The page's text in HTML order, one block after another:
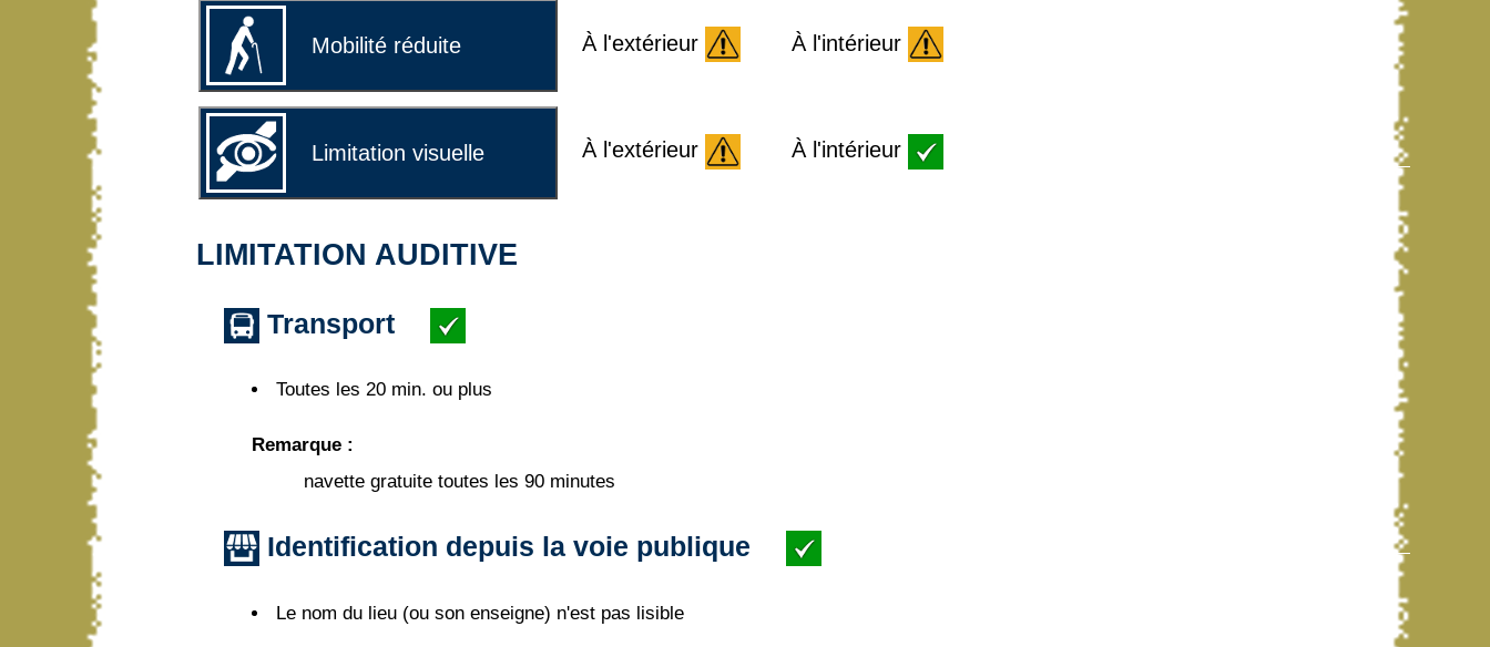
Mobilité réduite À l'extérieur À l'intérieur
Limitation visuelle À l'extérieur À l'intérieur
LIMITATION AUDITIVE
Transport
Toutes les 20 min. ou plus
Remarque :
navette gratuite toutes les 90 minutes
Identification depuis la voie publique
Le nom du lieu (ou son enseigne) n'est pas lisible